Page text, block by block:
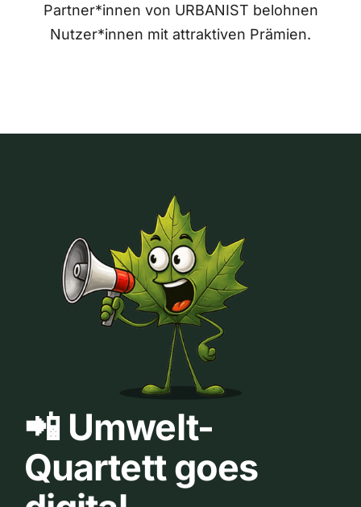
Partner*innen von URBANIST belohnen
Nutzer*innen mit attraktiven Prämien.
📲 Umwelt-
Quartett goes